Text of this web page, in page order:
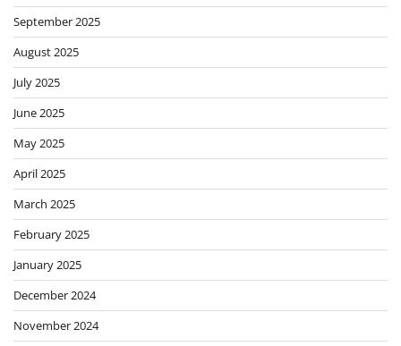
September 2025
August 2025
July 2025
June 2025
May 2025
April 2025
March 2025
February 2025
January 2025
December 2024
November 2024